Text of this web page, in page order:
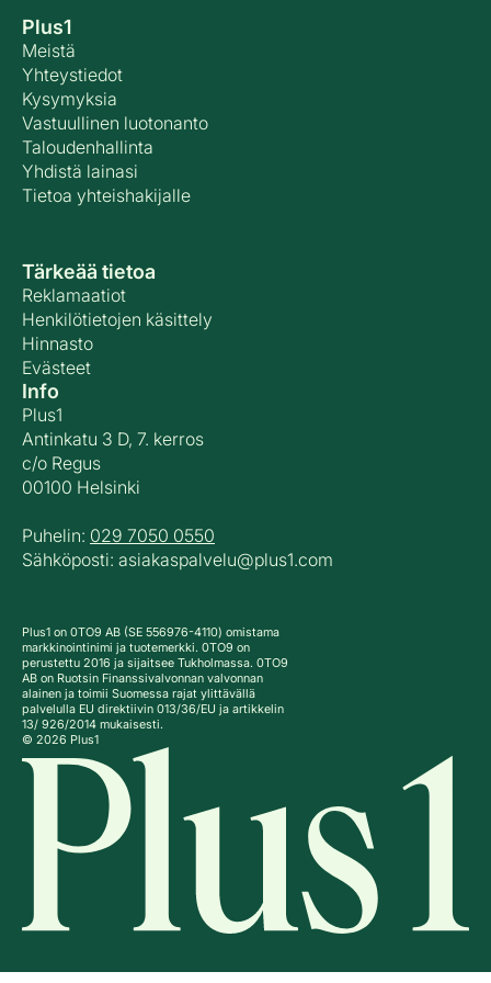
ratkaista kevyemmillä keinoilla – ennen kuin tarvitsee
turvautua tuomioistuimen päätökseen.
Plus1 on 0TO9 AB (SE 556976-4110) omistama
markkinointinimi ja tuotemerkki. 0TO9 on
perustettu 2016 ja sijaitsee Tukholmassa. 0TO9
AB on Ruotsin Finanssivalvonnan valvonnan
alainen ja toimii Suomessa rajat ylittävällä
palvelulla EU direktiivin 013/36/EU ja artikkelin
13/ 926/2014 mukaisesti.
© 2026 Plus1
Plus1
Meistä
Yhteystiedot
Kysymyksia
Vastuullinen luotonanto
Taloudenhallinta
Yhdistä lainasi
Tietoa yhteishakijalle
Tärkeää tietoa
Reklamaatiot
Henkilötietojen käsittely
Hinnasto
Evästeet
Info
Plus1
Antinkatu 3 D, 7. kerros
c/o Regus
00100 Helsinki
Puhelin: 029 7050 0550
Sähköposti: asiakaspalvelu@plus1.com